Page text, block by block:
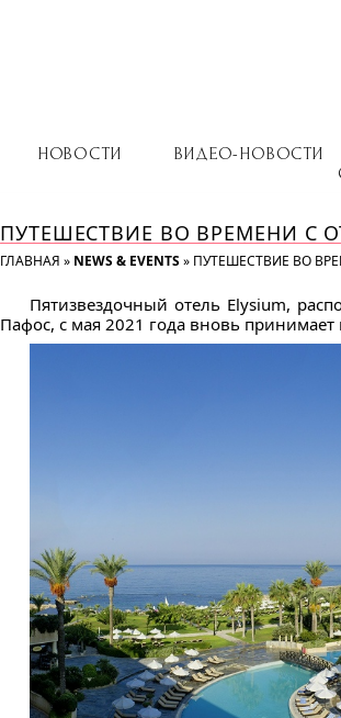
НОВОСТИ ВИДЕО-НОВОСТИ
ПУТЕШЕСТВИЕ ВО ВРЕМЕНИ С
ГЛАВНАЯ » NEWS & EVENTS » ПУТЕШЕСТВИЕ ВО
Пятизвездочный отель Elysium,
Пафос, c мая 2021 года вновь принимает